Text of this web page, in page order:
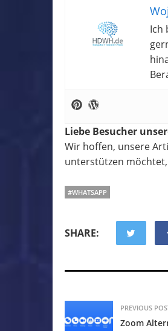
Ich
Liebe Besucher
Wir hoffen, unsere
unterstützen
#WHATSAPP
SHARE:
PREVIOUS
Zoom